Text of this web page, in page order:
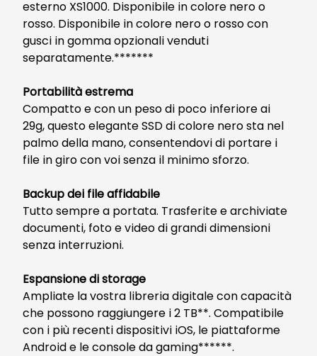
esterno XS1000. Disponibile in colore nero o
rosso. Disponibile in colore nero o rosso con
gusci in gomma opzionali venduti
separatamente.*******
Portabilità estrema
Compatto e con un peso di poco inferiore ai
29g, questo elegante SSD di colore nero sta nel
palmo della mano, consentendovi di portare i
file in giro con voi senza il minimo sforzo.
Backup dei file affidabile
Tutto sempre a portata. Trasferite e archiviate
documenti, foto e video di grandi dimensioni
senza interruzioni.
Espansione di storage
Ampliate la vostra libreria digitale con capacità
che possono raggiungere i 2 TB**. Compatibile
con i più recenti dispositivi iOS, le piattaforme
Android e le console da gaming******.